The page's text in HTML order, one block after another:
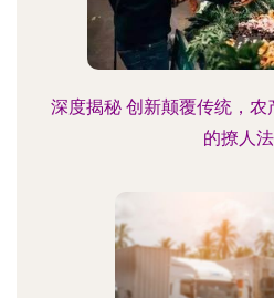
深度揭秘 创新颠覆传统，
的撩人